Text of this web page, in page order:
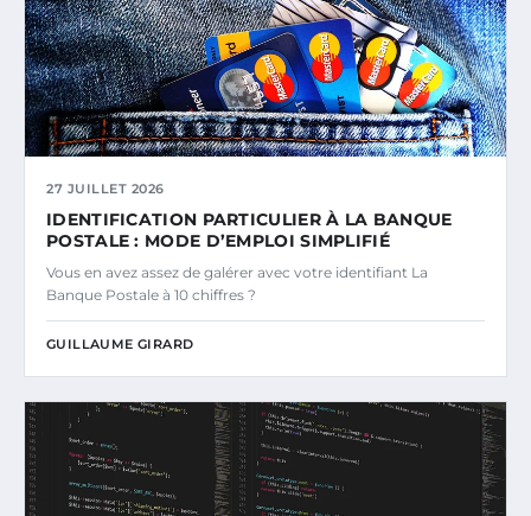
27 JUILLET 2026
IDENTIFICATION PARTICULIER À LA BANQUE
POSTALE : MODE D’EMPLOI SIMPLIFIÉ
Vous en avez assez de galérer avec votre identifiant La
Banque Postale à 10 chiffres ?
GUILLAUME GIRARD